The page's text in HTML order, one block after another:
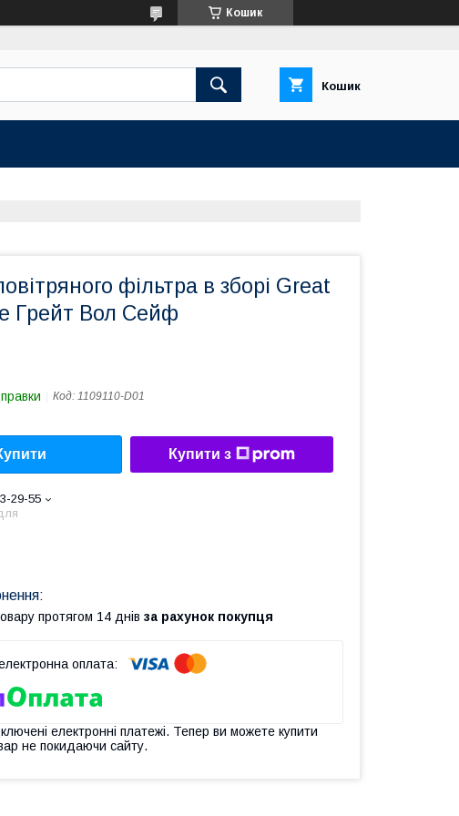
Кошик
Кошик
фільтра в зборі Great
Грейт Вол Сейф
Код: 1109110-D01
Купити з
29-55
протягом 14 днів за рахунок покупця
електронні платежі. Тепер ви можете купити
не покидаючи сайту.